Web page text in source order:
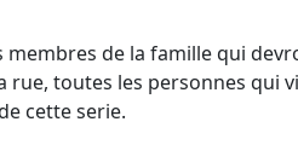
de la famille qui
rue, toutes les personnes qui
cette serie.